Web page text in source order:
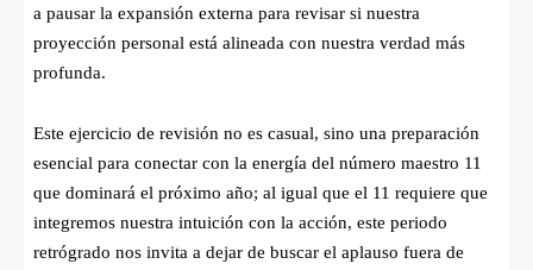
a pausar la expansión externa para revisar si nuestra
proyección personal está alineada con nuestra verdad más
profunda.
Este ejercicio de revisión no es casual, sino una preparación
esencial para conectar con la energía del número maestro 11
que dominará el próximo año; al igual que el 11 requiere que
integremos nuestra intuición con la acción, este periodo
retrógrado nos invita a dejar de buscar el aplauso fuera de